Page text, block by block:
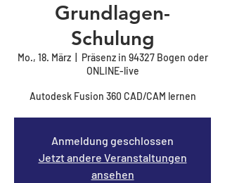
Grundlagen-
Schulung
Mo., 18. März
  |
Präsenz in 94327 Bogen oder
ONLINE-live
Autodesk Fusion 360 CAD/CAM lernen
Anmeldung geschlossen
Jetzt andere Veranstaltungen
ansehen